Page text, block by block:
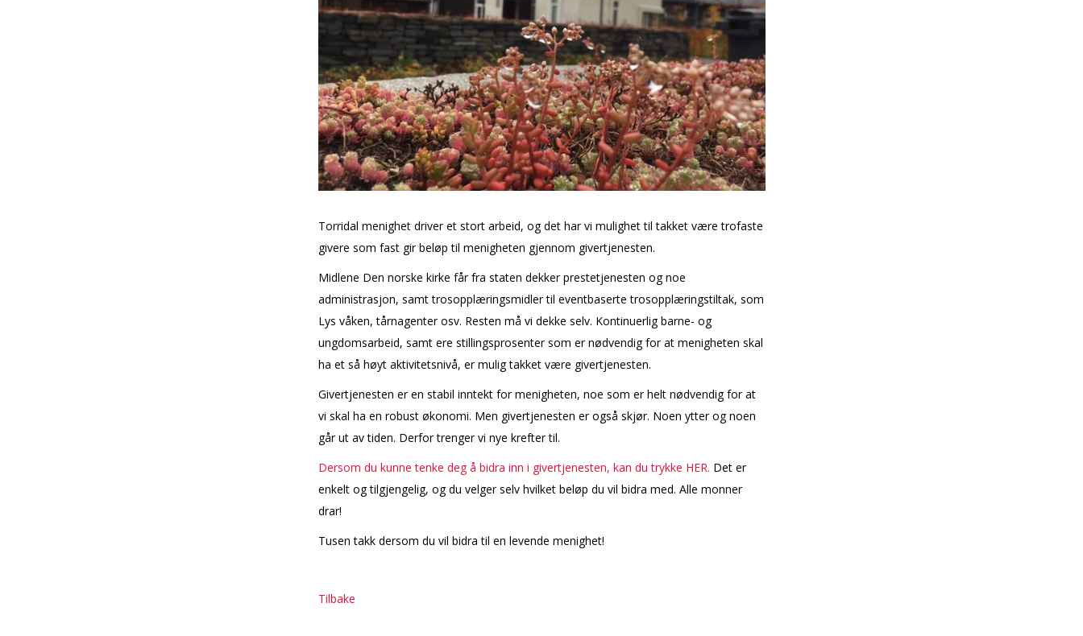
Torridal menighet driver et stort arbeid, og det har vi mulighet til takket være trofaste
givere som fast gir beløp til menigheten gjennom givertjenesten.
Midlene Den norske kirke får fra staten dekker prestetjenesten og noe
administrasjon, samt trosopplæringsmidler til eventbaserte trosopplæringstiltak, som
Lys våken, tårnagenter osv. Resten må vi dekke selv. Kontinuerlig barne- og
ungdomsarbeid, samt flere stillingsprosenter som er nødvendig for at menigheten skal
ha et så høyt aktivitetsnivå, er mulig takket være givertjenesten.
Givertjenesten er en stabil inntekt for menigheten, noe som er helt nødvendig for at
vi skal ha en robust økonomi. Men givertjenesten er også skjør. Noen flytter og noen
går ut av tiden. Derfor trenger vi nye krefter til.
Dersom du kunne tenke deg å bidra inn i givertjenesten, kan du trykke HER. Det er
enkelt og tilgjengelig, og du velger selv hvilket beløp du vil bidra med. Alle monner
drar!
Tusen takk dersom du vil bidra til en levende menighet!
Tilbake